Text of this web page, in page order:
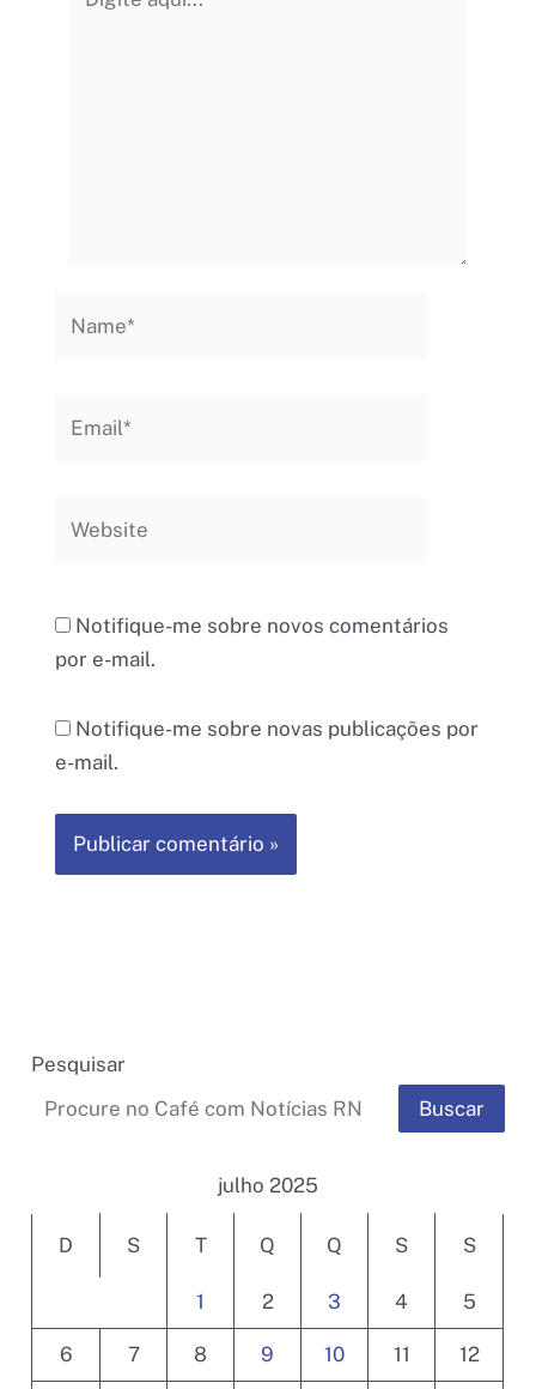
aqui...
Notifique-me sobre novos comentários
por e-mail.
Notifique-me sobre novas publicações por
e-mail.
Pesquisar
Buscar
julho 2025
D S T Q Q S S
1 2 3 4 5
6 7 8 9 10 11 12